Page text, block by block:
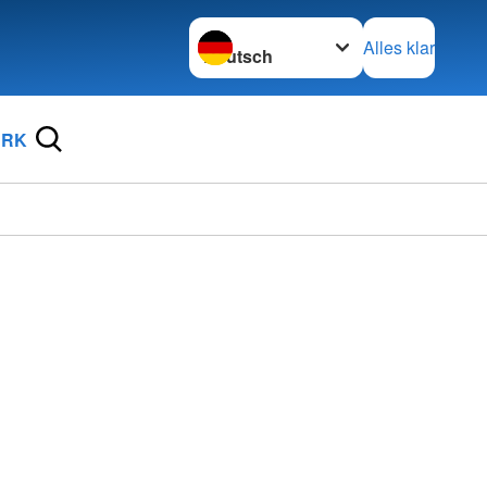
Sprache wechseln zu
Alles klar